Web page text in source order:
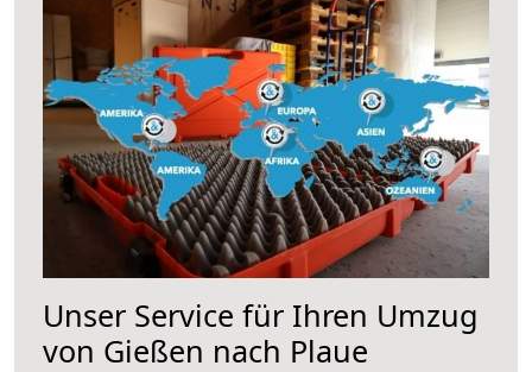
Unser Service für Ihren Umzug
von Gießen nach Plaue